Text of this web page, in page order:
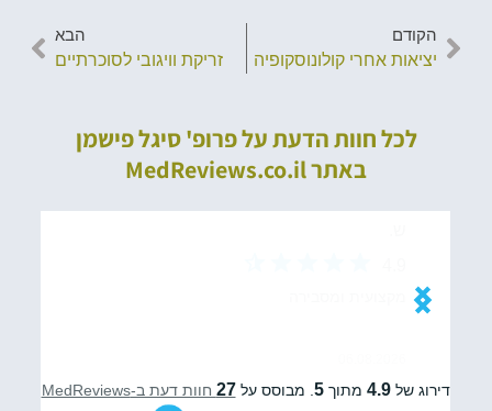
הקודם
יציאות אחרי קולונוסקופיה
הבא
זריקת וויגובי לסוכרתיים
לכל חוות הדעת על פרופ' סיגל פישמן
באתר MedReviews.co.il